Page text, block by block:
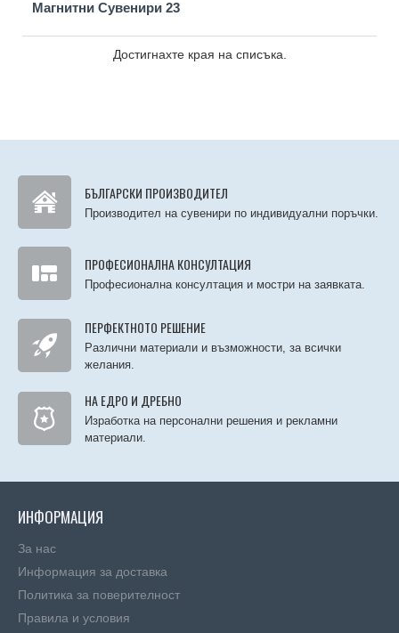
Магнитни Сувенири 23
Достигнахте края на списъка.
БЪЛГАРСКИ ПРОИЗВОДИТЕЛ
Производител на сувенири по индивидуални поръчки.
ПРОФЕСИОНАЛНА КОНСУЛТАЦИЯ
Професионална консултация и мостри на заявката.
ПЕРФЕКТНОТО РЕШЕНИЕ
Различни материали и възможности, за всички
желания.
НА ЕДРО И ДРЕБНО
Изработка на персонални решения и рекламни
материали.
ИНФОРМАЦИЯ
За нас
Информация за доставка
Политика за поверителност
Правила и условия